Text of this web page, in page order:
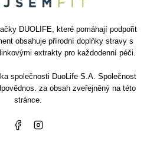
DUOLIFE, které pomáhají podpořit
obsahuje přírodní doplňky stravy s
extrakty pro každodenní péči.
společnosti DuoLife S.A. Společnost
za obsah zveřejněný na této
stránce.